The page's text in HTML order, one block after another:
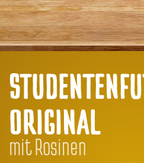
ORIGINAL
mit Rosinen